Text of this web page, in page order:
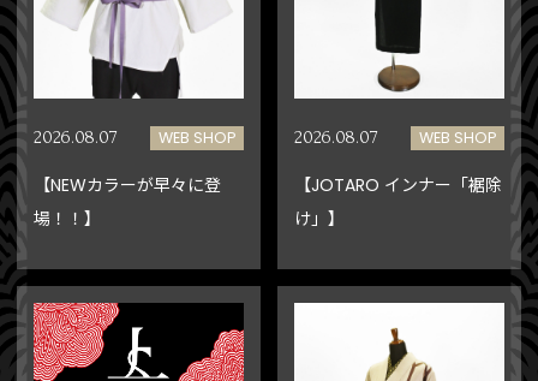
2026.08.07 WEB SHOP
【NEWカラーが早々に登
場！！】
2026.08.07 WEB SHOP
【JOTARO インナー「裾除
け」】